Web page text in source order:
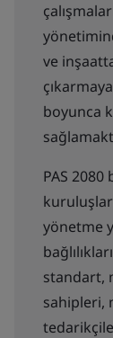
ve
boyunca
PAS
yönetme
standart,
sahipleri,